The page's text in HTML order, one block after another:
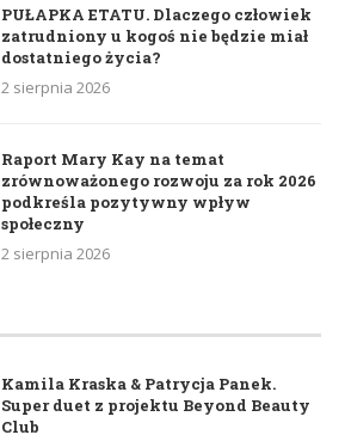
PUŁAPKA ETATU. Dlaczego człowiek
zatrudniony u kogoś nie będzie miał
dostatniego życia?
2 sierpnia 2026
Raport Mary Kay na temat
zrównoważonego rozwoju za rok 2026
podkreśla pozytywny wpływ
społeczny
2 sierpnia 2026
Kamila Kraska & Patrycja Panek.
Super duet z projektu Beyond Beauty
Club